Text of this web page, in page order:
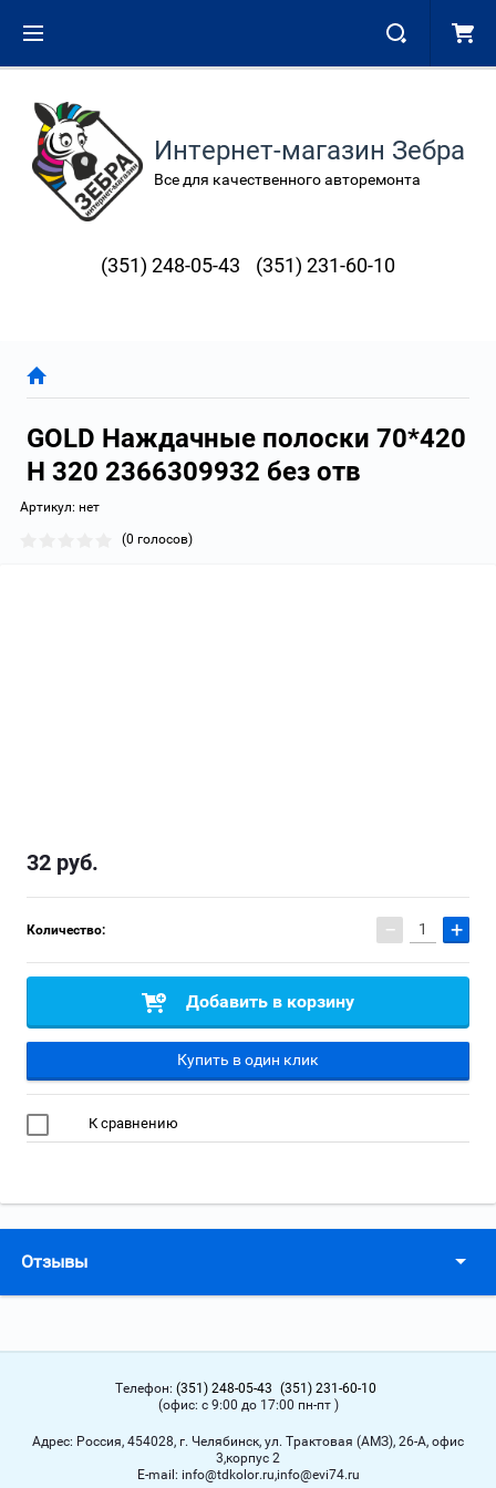
Интернет-магазин Зебра
Все для качественного авторемонта
(351) 248-05-43 (351) 231-60-10
GOLD Наждачные полоски 70*420
Н 320 2366309932 без отв
Артикул: нет
(0 голосов)
32 руб.
Количество: − +
Добавить в корзину
Купить в один клик
К сравнению
Отзывы
Телефон: (351) 248-05-43 (351) 231-60-10
(офис: с 9:00 до 17:00 пн-пт )
Адрес: Россия, 454028, г. Челябинск, ул. Трактовая (АМЗ), 26-А, офис
3,корпус 2
Е-mail: info@tdkolor.ru,info@evi74.ru